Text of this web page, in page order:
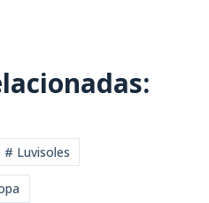
# Luvisoles